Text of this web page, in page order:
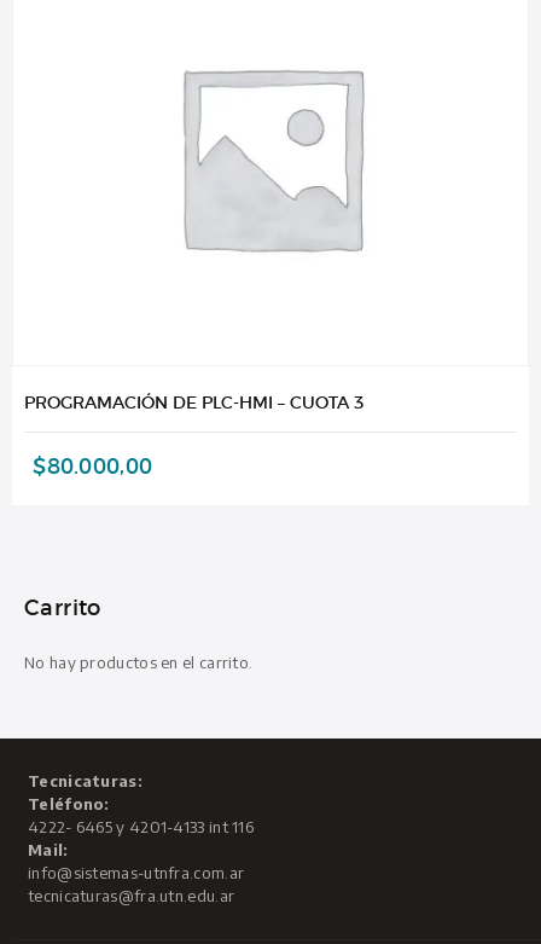
PROGRAMACIÓN DE PLC-HMI – CUOTA 3
$80.000,00
Carrito
No hay productos en el carrito.
Tecnicaturas:
Teléfono:
4222- 6465 y 4201-4133 int 116
Mail:
info@sistemas-utnfra.com.ar
tecnicaturas@fra.utn.edu.ar